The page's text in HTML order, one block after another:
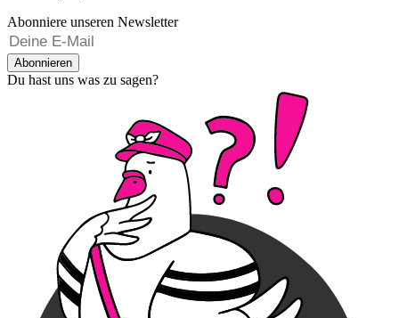
Abonniere unseren Newsletter
Abonnieren
Du hast uns was zu sagen?